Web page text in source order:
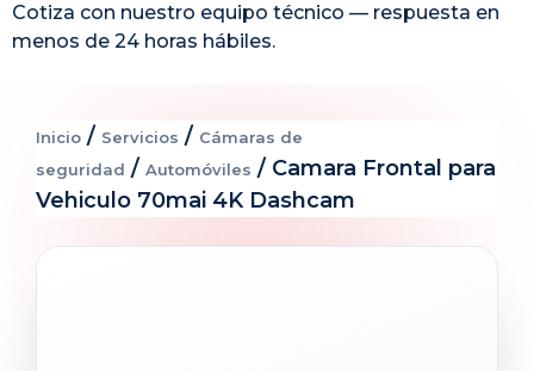
Cotiza con nuestro equipo técnico — respuesta en
menos de 24 horas hábiles.
Inicio / Servicios / Cámaras de
seguridad / Automóviles / Camara Frontal para
Vehiculo 70mai 4K Dashcam